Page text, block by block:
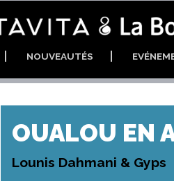
NOUVEAUTÉS
OUALOU EN
Lounis Dahmani & Gyps